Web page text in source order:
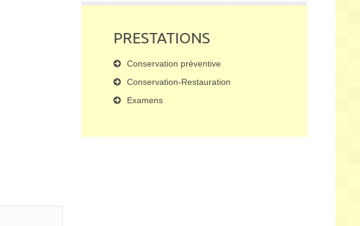
PRESTATIONS
Conservation préventive
Conservation-Restauration
Examens